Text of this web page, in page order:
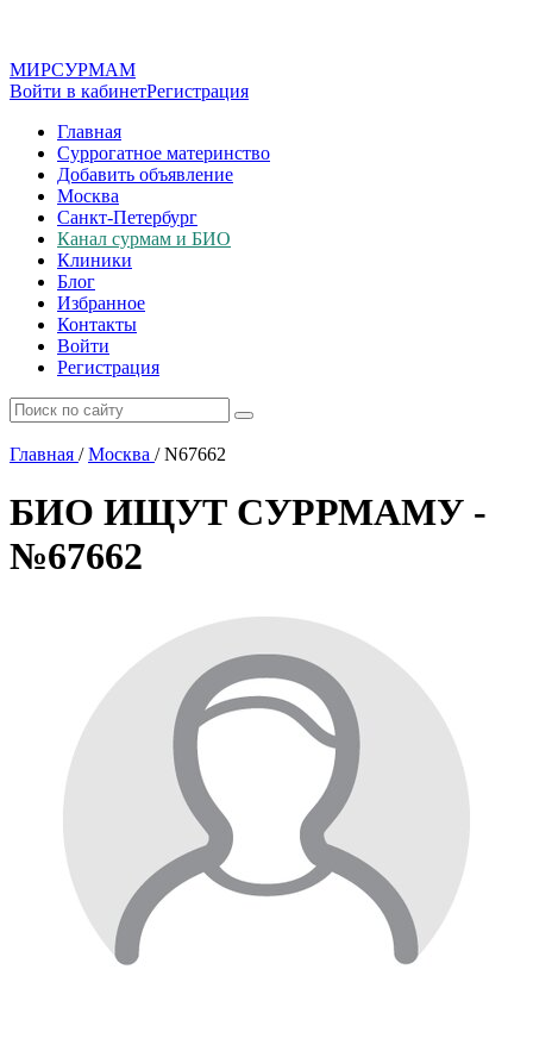
МИРСУРМАМ
Войти в кабинетРегистрация
Главная
Суррогатное материнство
Добавить объявление
Москва
Санкт-Петербург
Канал сурмам и БИО
Клиники
Блог
Избранное
Контакты
Войти
Регистрация
Главная / Москва /N67662
БИО ИЩУТ СУРРМАМУ -
№67662